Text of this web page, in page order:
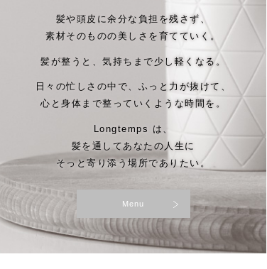
髪や頭皮に余分な負担を残さず、
素材そのものの美しさを育てていく。
髪が整うと、気持ちまで少し軽くなる。
日々の忙しさの中で、ふっと力が抜けて、
心と身体まで整っていくような時間を。
Longtemps は、
髪を通してあなたの人生に
そっと寄り添う場所でありたい。
Menu